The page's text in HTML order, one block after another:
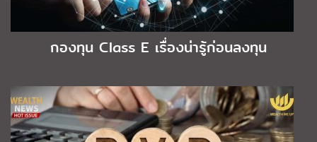
กองทุน Class E เรื่องน่ารู้ก่อนลงทุน